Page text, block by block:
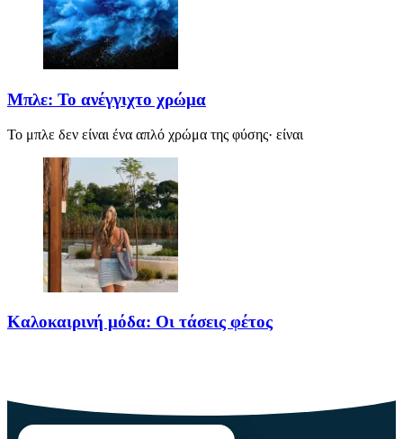
Μπλε: Το ανέγγιχτο χρώμα
Το μπλε δεν είναι ένα απλό χρώμα της φύσης· είναι
Καλοκαιρινή μόδα: Οι τάσεις φέτος